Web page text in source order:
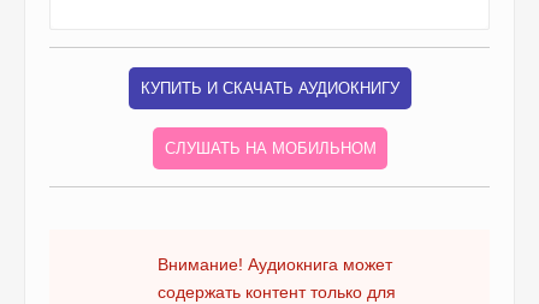
КУПИТЬ И СКАЧАТЬ АУДИОКНИГУ
СЛУШАТЬ НА МОБИЛЬНОМ
Внимание! Аудиокнига может
содержать контент только для